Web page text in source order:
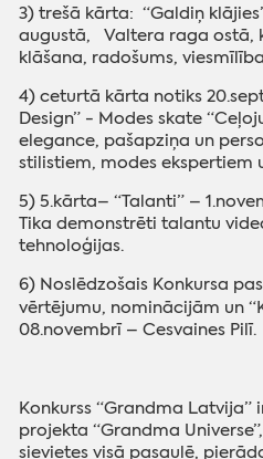
3) trešā kārta: “Galdiņ
augustā, Valtera raga ostā,
klāšana, radošums,
4) ceturtā kārta notiks
Design” - Modes skate
elegance, pašapziņa un
stilistiem, modes ekspertiem
5) 5.kārta– “Talanti” –
Tika demonstrēti talantu
tehnoloģijas.
6) Noslēdzošais Konkursa
vērtējumu, nominācijām un
08.novembrī – Cesvaines Pilī.
Konkurss “Grandma
projekta “Grandma
sievietes visā pasaulē,